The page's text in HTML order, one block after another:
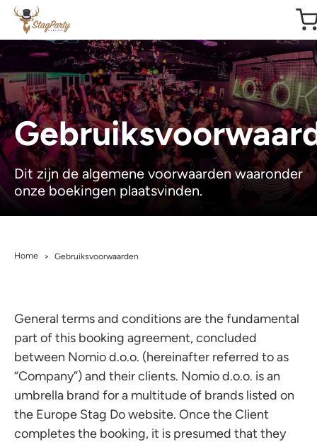
Dit zijn de algemene voorwaarden waaronder
onze boekingen plaatsvinden.
Home > Gebruiksvoorwaarden
General terms and conditions are the fundamental
part of this booking agreement, concluded
between Nomio d.o.o. (hereinafter referred to as
“Company”) and their clients. Nomio d.o.o. is an
umbrella brand for a multitude of brands listed on
the Europe Stag Do website. Once the Client
completes the booking, it is presumed that they